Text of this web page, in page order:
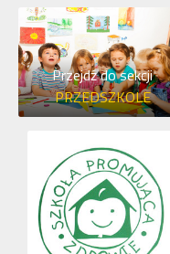
Przejdź do sekcji
PRZEDSZKOLE